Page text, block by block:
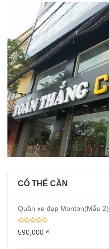
CÓ THỂ CẦN
Quần xe đạp Monton(Mẫu 2)
590,000 ₫